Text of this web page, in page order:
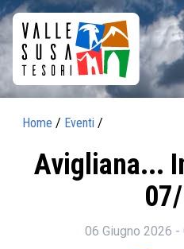
Home / Eventi /
Avigliana...
06 Giugno 2026 -